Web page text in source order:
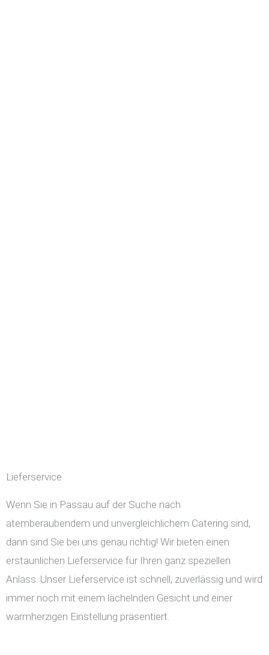
Lieferservice
Wenn Sie in Passau auf der Suche nach
atemberaubendem und unvergleichlichem Catering sind,
dann sind Sie bei uns genau richtig! Wir bieten einen
erstaunlichen Lieferservice für Ihren ganz speziellen
Anlass. Unser Lieferservice ist schnell, zuverlässig und wird
immer noch mit einem lächelnden Gesicht und einer
warmherzigen Einstellung präsentiert.